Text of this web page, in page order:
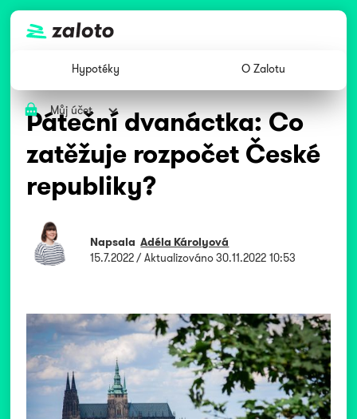
Hypotéky O Zalotu
Můj účet
Páteční dvanáctka: Co
zatěžuje rozpočet České
republiky?
Napsala Adéla Károlyová
15.7.2022/ Aktualizováno30.11.2022 10:53